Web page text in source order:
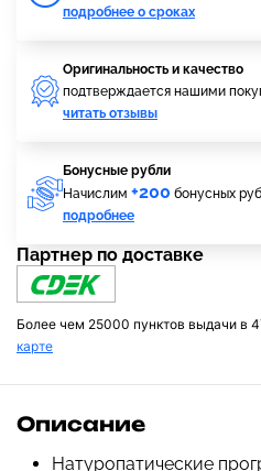
подробнее о сроках
Оригинальность и качество
подтверждается нашими
читать отзывы
Бонусные рубли
Начислим +200 бонусных
подробнее
Партнер по доставке
Более чем 25000 пунктов выдачи в
карте
Описание
Натуропатические